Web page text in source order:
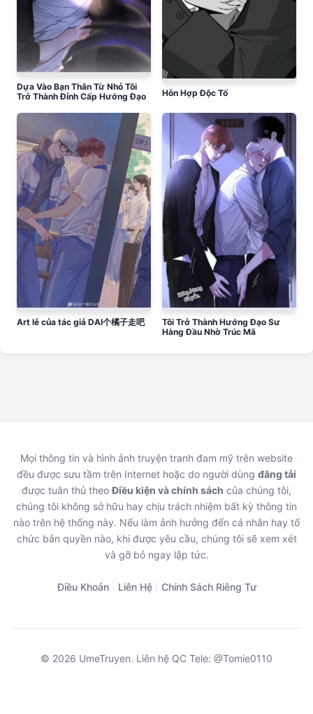
Dựa Vào Bạn Thân Từ Nhỏ Tôi
Trở Thành Đỉnh Cấp Hướng Đạo
Hỗn Hợp Độc Tố
Art lẻ của tác giả DAI个橘子走吧
Tôi Trở Thành Hướng Đạo Sư
Hàng Đầu Nhờ Trúc Mã
Mọi thông tin và hình ảnh truyện tranh đam mỹ trên website
đều được sưu tầm trên Internet hoặc do người dùng đăng tải
được tuân thủ theoĐiều kiện và chính sách của chúng tôi,
chúng tôi không sở hữu hay chịu trách nhiệm bất kỳ thông tin
nào trên hệ thống này. Nếu làm ảnh hưởng đến cá nhân hay tổ
chức bản quyền nào, khi được yêu cầu, chúng tôi sẽ xem xét
và gỡ bỏ ngay lập tức.
Điều Khoản Liên Hệ Chính Sách Riêng Tư
© 2026 UmeTruyen. Liên hệ QC Tele: @Tomie0110